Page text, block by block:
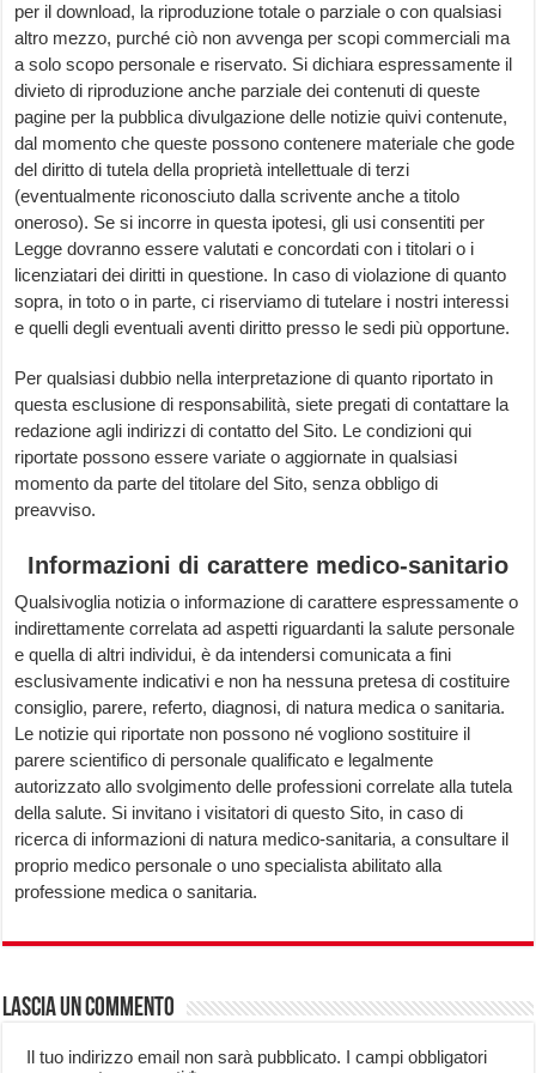
per il download, la riproduzione totale o parziale o con qualsiasi
altro mezzo, purché ciò non avvenga per scopi commerciali ma
a solo scopo personale e riservato. Si dichiara espressamente il
divieto di riproduzione anche parziale dei contenuti di queste
pagine per la pubblica divulgazione delle notizie quivi contenute,
dal momento che queste possono contenere materiale che gode
del diritto di tutela della proprietà intellettuale di terzi
(eventualmente riconosciuto dalla scrivente anche a titolo
oneroso). Se si incorre in questa ipotesi, gli usi consentiti per
Legge dovranno essere valutati e concordati con i titolari o i
licenziatari dei diritti in questione. In caso di violazione di quanto
sopra, in toto o in parte, ci riserviamo di tutelare i nostri interessi
e quelli degli eventuali aventi diritto presso le sedi più opportune.
Per qualsiasi dubbio nella interpretazione di quanto riportato in
questa esclusione di responsabilità, siete pregati di contattare la
redazione agli indirizzi di contatto del Sito. Le condizioni qui
riportate possono essere variate o aggiornate in qualsiasi
momento da parte del titolare del Sito, senza obbligo di
preavviso.
Informazioni di carattere medico-sanitario
Qualsivoglia notizia o informazione di carattere espressamente o
indirettamente correlata ad aspetti riguardanti la salute personale
e quella di altri individui, è da intendersi comunicata a fini
esclusivamente indicativi e non ha nessuna pretesa di costituire
consiglio, parere, referto, diagnosi, di natura medica o sanitaria.
Le notizie qui riportate non possono né vogliono sostituire il
parere scientifico di personale qualificato e legalmente
autorizzato allo svolgimento delle professioni correlate alla tutela
della salute. Si invitano i visitatori di questo Sito, in caso di
ricerca di informazioni di natura medico-sanitaria, a consultare il
proprio medico personale o uno specialista abilitato alla
professione medica o sanitaria.
Lascia un commento
Il tuo indirizzo email non sarà pubblicato. I campi obbligatori